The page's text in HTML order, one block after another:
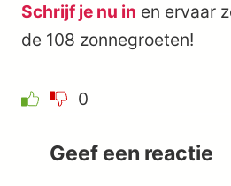
Schrijf je nu in en ervaar
de 108 zonnegroeten!
0
Geef een reactie